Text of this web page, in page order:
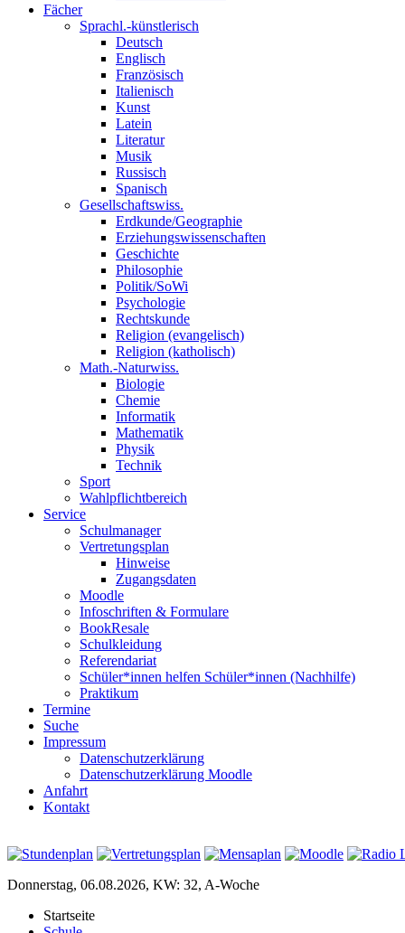
Fächer
Sprachl.-künstlerisch
Deutsch
Englisch
Französisch
Italienisch
Kunst
Latein
Literatur
Musik
Russisch
Spanisch
Gesellschaftswiss.
Erdkunde/Geographie
Erziehungswissenschaften
Geschichte
Philosophie
Politik/SoWi
Psychologie
Rechtskunde
Religion (evangelisch)
Religion (katholisch)
Math.-Naturwiss.
Biologie
Chemie
Informatik
Mathematik
Physik
Technik
Sport
Wahlpflichtbereich
Service
Schulmanager
Vertretungsplan
Hinweise
Zugangsdaten
Moodle
Infoschriften & Formulare
BookResale
Schulkleidung
Referendariat
Schüler*innen helfen Schüler*innen (Nachhilfe)
Praktikum
Termine
Suche
Impressum
Datenschutzerklärung
Datenschutzerklärung Moodle
Anfahrt
Kontakt
Donnerstag, 06.08.2026, KW: 32, A-Woche
Startseite